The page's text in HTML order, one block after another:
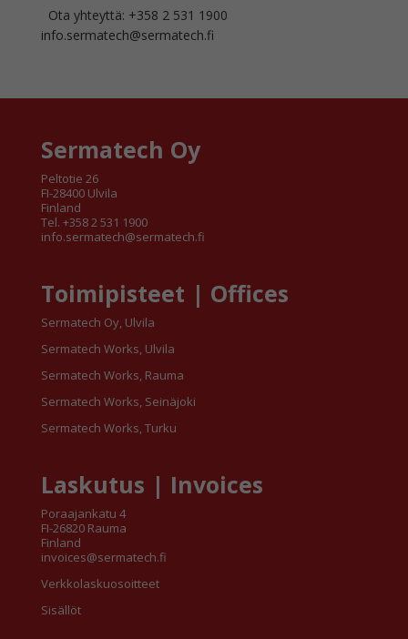
Ota yhteyttä: +358 2 531 1900
info.sermatech@sermatech.fi
Sermatech Oy
Peltotie 26
FI-28400 Ulvila
Finland
Tel. +358 2 531 1900
info.sermatech@sermatech.fi
Toimipisteet | Offices
Sermatech Oy, Ulvila
Sermatech Works, Ulvila
Sermatech Works, Rauma
Sermatech Works, Seinäjoki
Sermatech Works, Turku
Laskutus | Invoices
Poraajankatu 4
FI-26820 Rauma
Finland
invoices@sermatech.fi
Verkkolaskuosoitteet
Sisällöt